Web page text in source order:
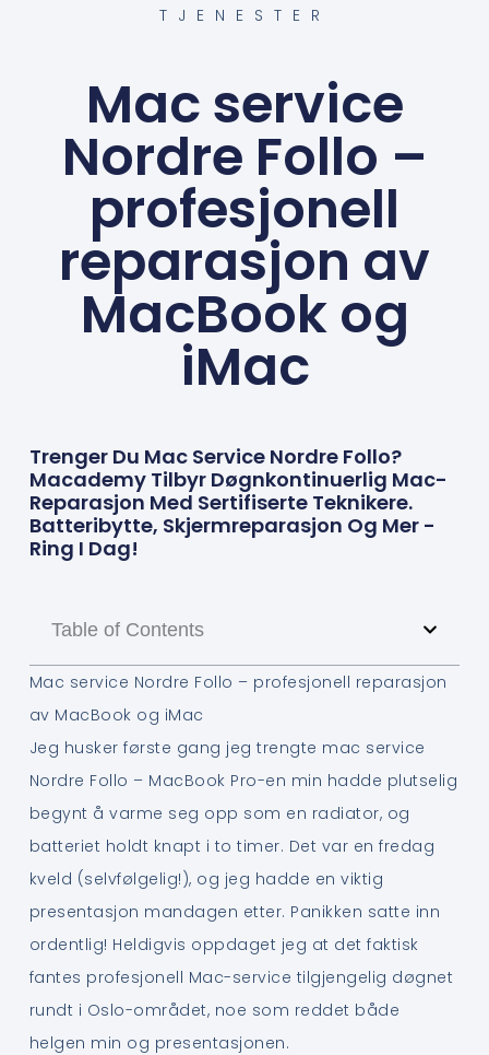
TJENESTER
Mac service
Nordre Follo –
profesjonell
reparasjon av
MacBook og
iMac
Trenger Du Mac Service Nordre Follo?
Macademy Tilbyr Døgnkontinuerlig Mac-
Reparasjon Med Sertifiserte Teknikere.
Batteribytte, Skjermreparasjon Og Mer -
Ring I Dag!
Table of Contents
Mac service Nordre Follo – profesjonell reparasjon
av MacBook og iMac
Jeg husker første gang jeg trengte mac service
Nordre Follo – MacBook Pro-en min hadde plutselig
begynt å varme seg opp som en radiator, og
batteriet holdt knapt i to timer. Det var en fredag
kveld (selvfølgelig!), og jeg hadde en viktig
presentasjon mandagen etter. Panikken satte inn
ordentlig! Heldigvis oppdaget jeg at det faktisk
fantes profesjonell Mac-service tilgjengelig døgnet
rundt i Oslo-området, noe som reddet både
helgen min og presentasjonen.